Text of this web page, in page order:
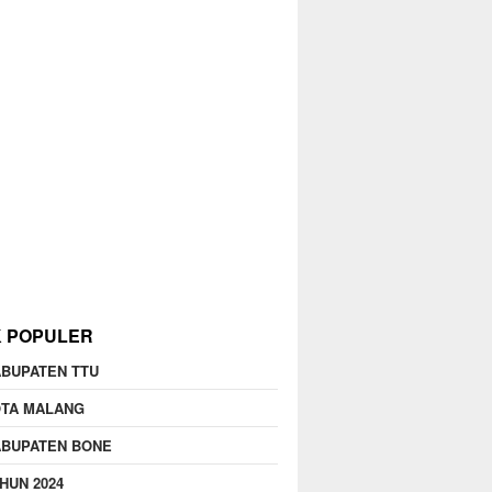
POPULER
TTU
MALANG
BONE
2024